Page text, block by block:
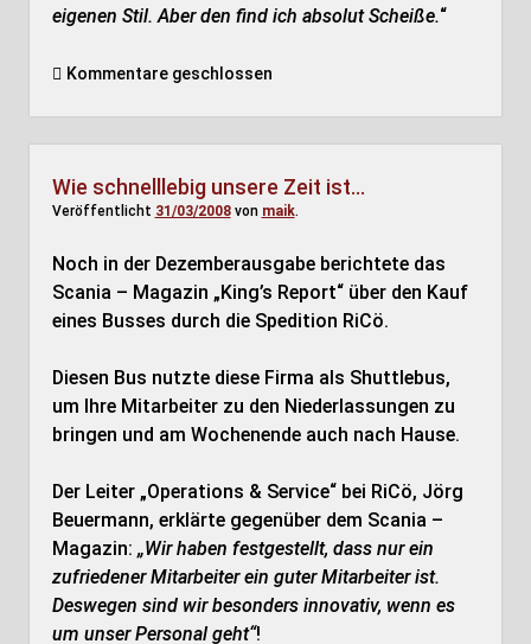
eigenen Stil. Aber den find ich absolut Scheiße.“
Kommentare geschlossen
Wie schnelllebig unsere Zeit ist…
Veröffentlicht 31/03/2008von maik.
Noch in der Dezemberausgabe berichtete das
Scania – Magazin „King’s Report“ über den Kauf
eines Busses durch die Spedition RiCö.
Diesen Bus nutzte diese Firma als Shuttlebus,
um Ihre Mitarbeiter zu den Niederlassungen zu
bringen und am Wochenende auch nach Hause.
Der Leiter „Operations & Service“ bei RiCö, Jörg
Beuermann, erklärte gegenüber dem Scania –
Magazin: „Wir haben festgestellt, dass nur ein
zufriedener Mitarbeiter ein guter Mitarbeiter ist.
Deswegen sind wir besonders innovativ, wenn es
um unser Personal geht“!